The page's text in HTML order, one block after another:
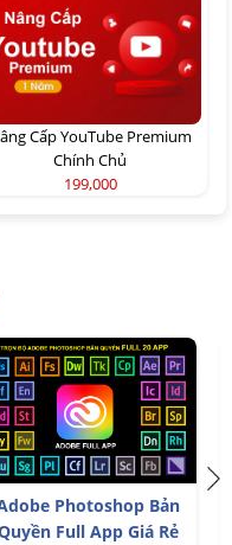
Cấp YouTube Premium
Chính Chủ
199,000
Photoshop Bản
Full App Giá Rẻ